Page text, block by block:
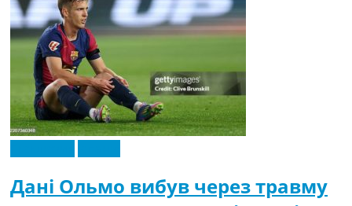
Дані Ольмо вибув через травму